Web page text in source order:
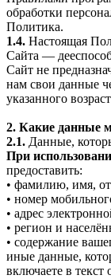
обработки
Политика.
1.4. Настоящая
Сайта —
Сайт не
нам свои данные
указанного
2. Какие данные
2.1. Данные,
При
предоставить:
• фамилию, имя,
• номер
• адрес
• регион и
• содержание
иные данные,
включаете в текст